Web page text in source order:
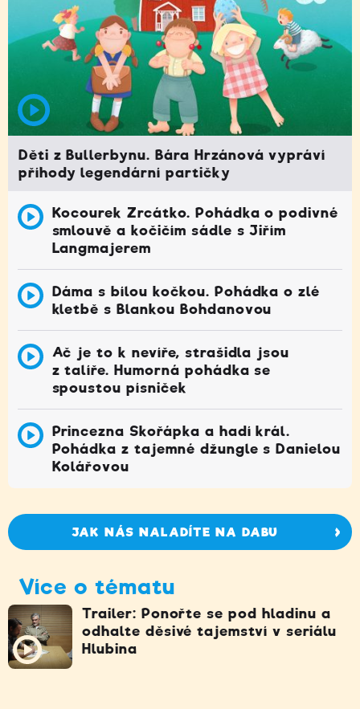
Děti z Bullerbynu. Bára Hrzánová vypráví
příhody legendární partičky
Kocourek Zrcátko. Pohádka o podivné
smlouvě a kočičím sádle s Jiřím
Langmajerem
Dáma s bílou kočkou. Pohádka o zlé
kletbě s Blankou Bohdanovou
Ač je to k nevíře, strašidla jsou
z talíře. Humorná pohádka se
spoustou písniček
Princezna Skořápka a hadí král.
Pohádka z tajemné džungle s Danielou
Kolářovou
JAK NÁS NALADÍTE NA DABU
Více o tématu
Trailer: Ponořte se pod hladinu a
odhalte děsivé tajemství v seriálu
Hlubina